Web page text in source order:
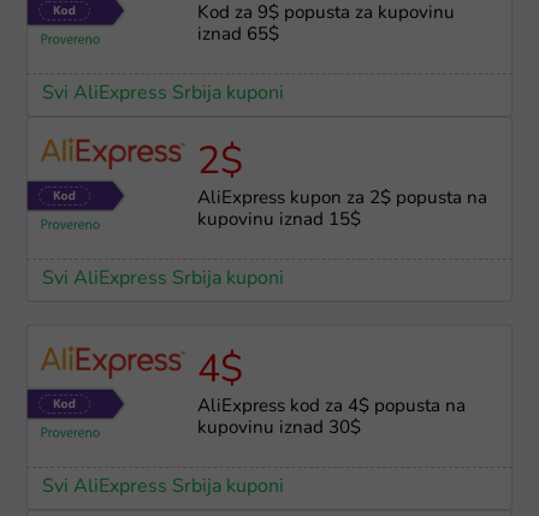
Kod za 9$ popusta za kupovinu
iznad 65$
Svi AliExpress Srbija kuponi
2$
AliExpress kupon za 2$ popusta na
kupovinu iznad 15$
Svi AliExpress Srbija kuponi
4$
AliExpress kod za 4$ popusta na
kupovinu iznad 30$
Svi AliExpress Srbija kuponi